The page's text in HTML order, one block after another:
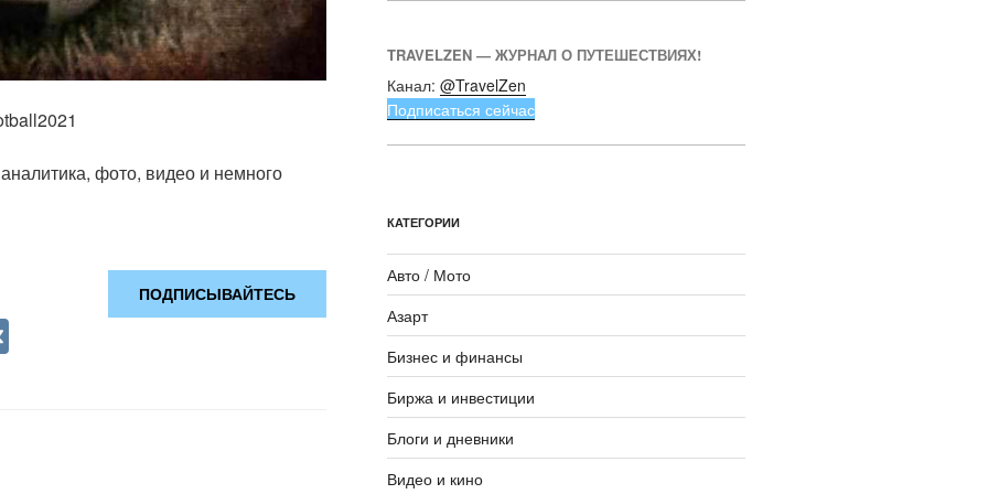
фото, видео и немного
ПОДПИСЫВАЙТЕСЬ
TRAVELZEN — ЖУРНАЛ О ПУТЕШЕСТВИЯХ!
Канал: @TravelZen
Подписаться сейчас
КАТЕГОРИИ
Авто / Мото
Азарт
Бизнес и финансы
Биржа и инвестиции
Блоги и дневники
Видео и кино